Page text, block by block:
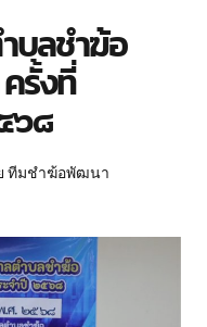
บลชำฆ้อ
รั้งที่
๖๘
ทีมชำฆ้อพัฒนา